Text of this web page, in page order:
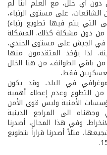
دون أي خلل، مع العلم اننا لم
على مستوى الرتباء،
التي يتم فيها تطويع رتباء)
من دون مشكلة كذلك. المشكلة
الجيش على مستوى الجندي،
لذا يؤخذ المتقدمون منها
باقي الطوائف. من هنا الخلل
فقط.
في البلد، وقد يكون
من التطوع وعدم إعطاء أهمية
الأمنية وليس قوى الأمن
الى المراجع الدينية
وفي هذا المجال، أصدرنا
مثلاً أصدرنا قراراً بتطويع